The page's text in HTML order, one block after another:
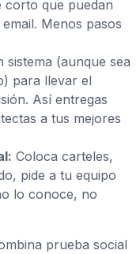
corto que puedan
Menos pasos
sistema (aunque sea
para llevar el
Así entregas
a tus mejores
Coloca carteles,
pide a tu equipo
lo conoce, no
prueba social